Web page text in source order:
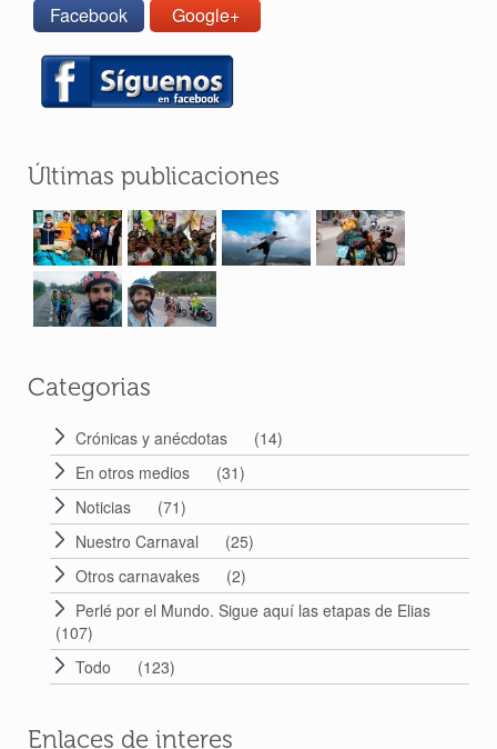
Facebook Google+
Últimas publicaciones
Categorias
Crónicas y anécdotas
(14)
En otros medios
(31)
Noticias
(71)
Nuestro Carnaval
(25)
Otros carnavakes
(2)
Perlé por el Mundo. Sigue aquí las etapas de Elias
(107)
Todo
(123)
Enlaces de interes